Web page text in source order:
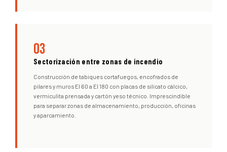
03
Sectorización entre zonas de incendio
Construcción de tabiques cortafuegos, encofrados de
pilares y muros EI 60 a EI 180 con placas de silicato cálcico,
vermiculita prensada y cartón yeso técnico. Imprescindible
para separar zonas de almacenamiento, producción, oficinas
y aparcamiento.